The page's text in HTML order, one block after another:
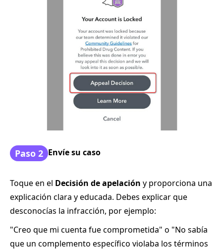
Paso 2 Envíe su caso
Toque en el Decisión de apelación y proporciona una
explicación clara y educada. Debes explicar que
desconocías la infracción, por ejemplo:
"Creo que mi cuenta fue comprometida" o "No sabía
que un complemento específico violaba los términos